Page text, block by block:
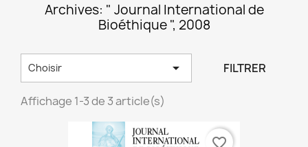
Archives: " Journal International de
Bioéthique ", 2008
Choisir  FILTRER
Affichage 1-3 de 3 article(s)
favorite_border